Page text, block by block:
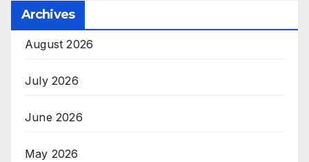
Archives
August 2026
July 2026
June 2026
May 2026